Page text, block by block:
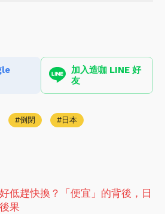
加入造咖 LINE 好
友
倒閉 日本
低趕快換？「便宜」的背後，日
果